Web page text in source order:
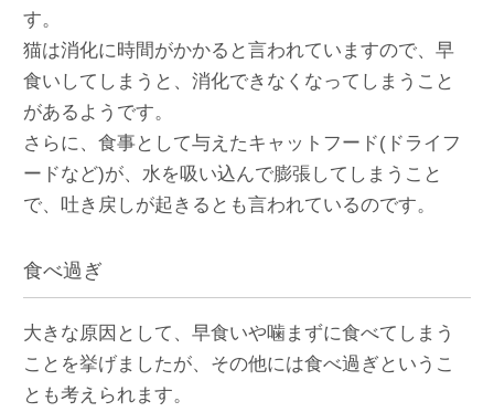
す。
猫は消化に時間がかかると言われていますので、早
食いしてしまうと、消化できなくなってしまうこと
があるようです。
さらに、食事として与えたキャットフード(ドライフ
ードなど)が、水を吸い込んで膨張してしまうこと
で、吐き戻しが起きるとも言われているのです。
食べ過ぎ
大きな原因として、早食いや噛まずに食べてしまう
ことを挙げましたが、その他には食べ過ぎというこ
とも考えられます。